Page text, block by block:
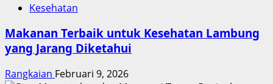
Kesehatan
Makanan Terbaik untuk Kesehatan Lambung
yang Jarang Diketahui
Rangkaian Februari 9, 2026